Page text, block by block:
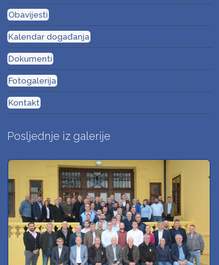
Obavijesti
Kalendar događanja
Dokumenti
Fotogalerija
Kontakt
Posljednje iz galerije